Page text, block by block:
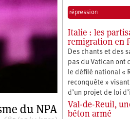
du NPA
répression
Italie : les
remigration en
Des chants et des
pas du Vatican ont
le défilé national «
reconquête »
d’un projet de loi
Val-de-Reuil,
béton armé